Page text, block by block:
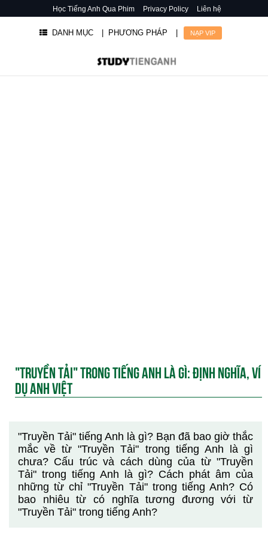
Học Tiếng Anh Qua Phim Privacy Policy Liên hệ
DANH MỤC | PHƯƠNG PHÁP NẠP VIP
"TRUYỀN TẢI" TRONG TIẾNG ANH LÀ GÌ: ĐỊNH NGHĨA, VÍ
DỤ ANH VIỆT
"Truyền Tải" tiếng Anh là gì? Bạn đã bao giờ thắc
mắc về từ "Truyền Tải" trong tiếng Anh là gì
chưa? Cấu trúc và cách dùng của từ "Truyền
Tải" trong tiếng Anh là gì? Cách phát âm của
những từ chỉ "Truyền Tải" trong tiếng Anh? Có
bao nhiêu từ có nghĩa tương đương với từ
"Truyền Tải" trong tiếng Anh?